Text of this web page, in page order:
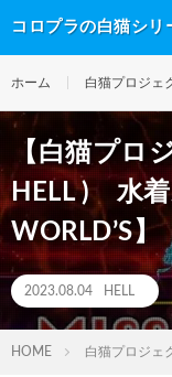
コロプラの白猫シリ
ホーム 白猫プロジェ
【白猫プロ
HELL ) 水
WORLD’S】
2023.08.04 HELL
HOME 白猫プロジェ